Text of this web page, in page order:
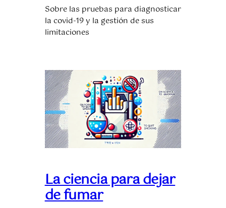
Sobre las pruebas para diagnosticar
la covid-19 y la gestión de sus
limitaciones
La ciencia para dejar
de fumar